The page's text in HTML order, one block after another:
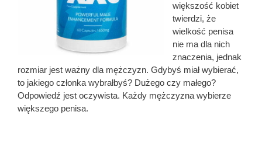
większość kobiet
twierdzi, że
wielkość penisa
nie ma dla nich
znaczenia, jednak
rozmiar jest ważny dla mężczyzn. Gdybyś miał wybierać,
to jakiego członka wybrałbyś? Dużego czy małego?
Odpowiedź jest oczywista. Każdy mężczyzna wybierze
większego penisa.